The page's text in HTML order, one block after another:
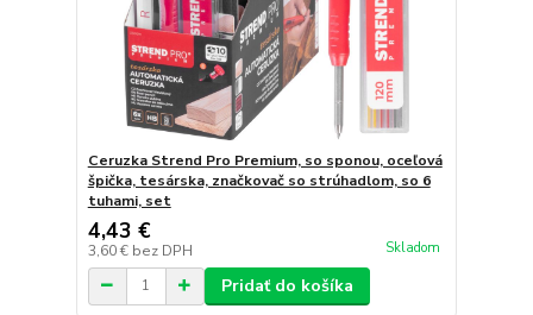
Ceruzka Strend Pro Premium, so sponou, oceľová
špička, tesárska, značkovač so strúhadlom, so 6
tuhami, set
4,43 €
3,60 € bez DPH Skladom
Pridať do košíka